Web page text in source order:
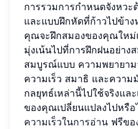
การรวมการกำหนดจังหวะ
และแบบฝึกหัดที่ก้าวไปข้า
คุณจะฝึกสมองของคุณให
มุ่งเน้นไปที่การฝึกฝนอย่าง
สมบูรณ์แบบ ความพยายา
ความเร็ว สมาธิ และควา
กลยุทธ์เหล่านี้ไปใช้จริงแล
ของคุณเปลี่ยนแปลงไปหรือ
ความเร็วในการอ่าน ฟรีขอ